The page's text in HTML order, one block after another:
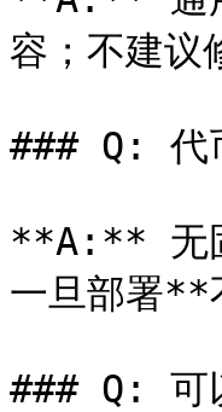
容；不建
### Q: 代
**A:** 无
一旦部署**
### Q: 可